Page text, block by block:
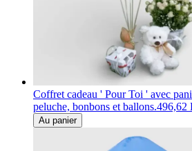
Coffret cadeau ' Pour Toi ' avec
peluche, bonbons et ballons.496,62
Au panier